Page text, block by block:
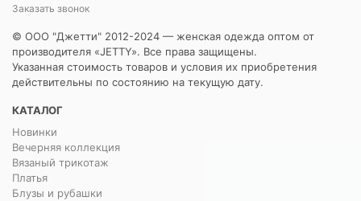
Заказать звонок
© ООО "Джетти" 2012-2024 — женская одежда оптом от
производителя «JETTY». Все права защищены.
Указанная стоимость товаров и условия их приобретения
действительны по состоянию на текущую дату.
КАТАЛОГ
Новинки
Вечерняя коллекция
Вязаный трикотаж
Платья
Блузы и рубашки